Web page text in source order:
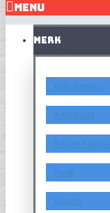
MENU
MERK
Alfa Romeo
Asahimas
Aston Martin
Audi
Austin